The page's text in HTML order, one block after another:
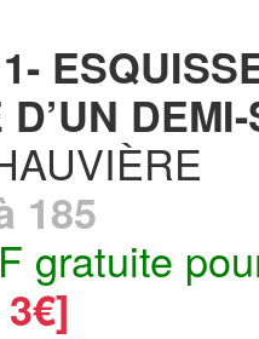
185
gratuite